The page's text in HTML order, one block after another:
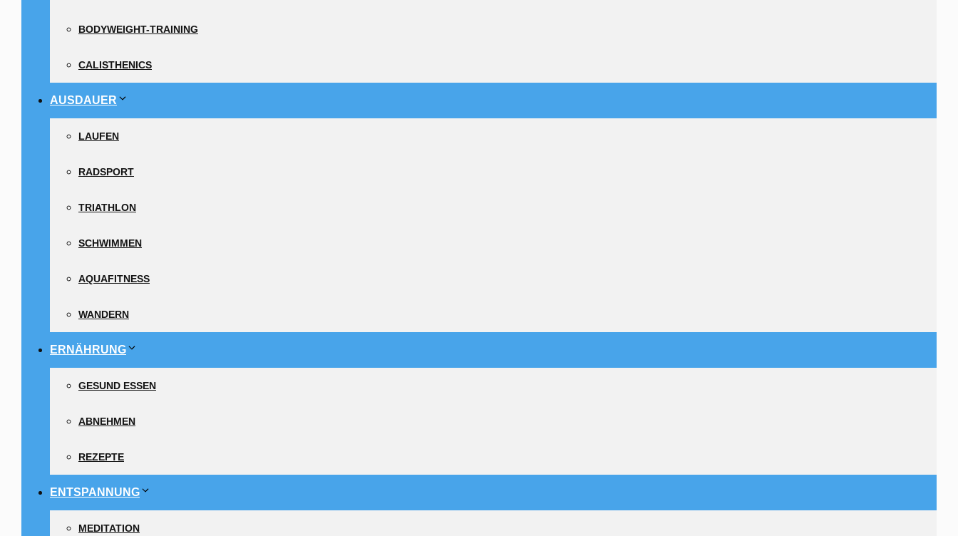
BODYWEIGHT-TRAINING
CALISTHENICS
AUSDAUER
LAUFEN
RADSPORT
TRIATHLON
SCHWIMMEN
AQUAFITNESS
WANDERN
ERNÄHRUNG
GESUND ESSEN
ABNEHMEN
REZEPTE
ENTSPANNUNG
MEDITATION